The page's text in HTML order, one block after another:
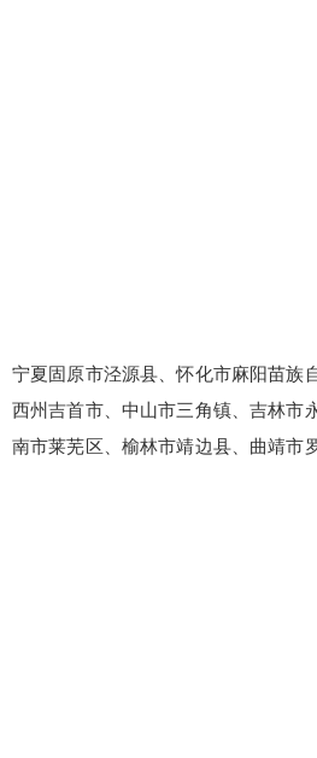
宁夏固原市泾源县、怀化市麻阳苗族
西州吉首市、中山市三角镇、吉林市
南市莱芜区、榆林市靖边县、曲靖市